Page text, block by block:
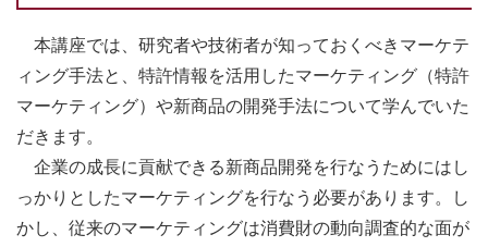
本講座では、研究者や技術者が知っておくべきマーケテ
ィング手法と、特許情報を活用したマーケティング（特許
マーケティング）や新商品の開発手法について学んでいた
だきます。
企業の成長に貢献できる新商品開発を行なうためにはし
っかりとしたマーケティングを行なう必要があります。し
かし、従来のマーケティングは消費財の動向調査的な面が